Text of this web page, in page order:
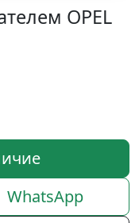
OPEL
WhatsApp